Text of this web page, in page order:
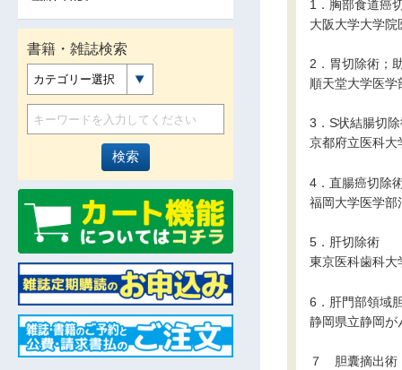
1．胸部食道癌
大阪大学大学
2．胃切除術；
順天堂大学医
3．S状結腸切
京都府立医科
4．直腸癌切除
福岡大学医学
5．肝切除術
東京医科歯科
6．肝門部領域
静岡県立静岡
７ 胆囊摘出術
書籍・雑誌検索
カテゴリー選択